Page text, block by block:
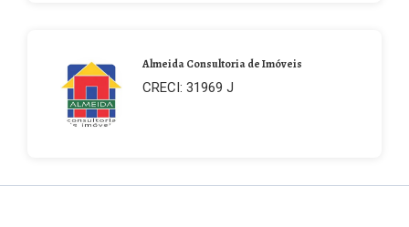
Almeida Consultoria de Imóveis
CRECI: 31969 J